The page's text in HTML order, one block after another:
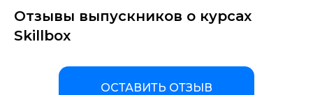
Отзывы выпускников о курсах
Skillbox
ОСТАВИТЬ ОТЗЫВ